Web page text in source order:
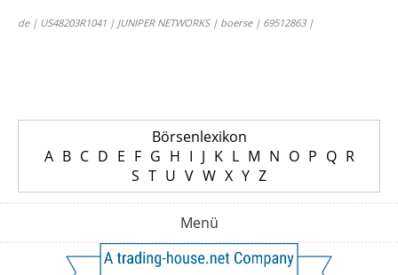
de | US48203R1041 | JUNIPER NETWORKS | boerse | 69512863 |
Börsenlexikon
A B C D E F G H I J K L M N O P Q R
S T U V W X Y Z
Menü